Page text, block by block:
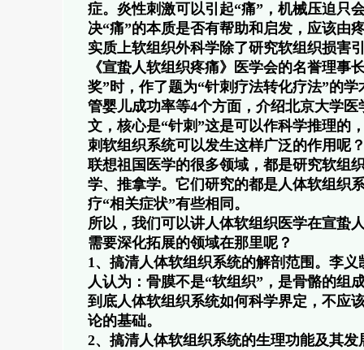
症。炎性刺激可以引起“痛”，机械压迫只
决“痛”的本质是否有帮助和启发，应该由
实质上软组织外科学除了研究软组织损害
《宣蛰人软组织疼痛》医学会的名誉理事
奖”时，作了题为“针刺疗法转化疗法”的
管婴儿成功率等4个方面，介绍北京大学
文，核心是“针刺”这是可以作科学推理的
刺软组织系统可以发生这样广泛的作用呢
联想祖国医学的很多领域，都是研究软组
学、推拿学。它们研究的都是人体软组织
疗“相关症状”有些相同。
所以，我们可以讲人体软组织医学在宣蛰
需要深化拓展的领域在那里呢？
1、搞清人体软组织系统的解剖范围。李
人认为：骨膜不是“软组织”，是骨骼的组
到底人体软组织系统如何科学界定，不应
论的基础。
2、搞清人体软组织系统的生理功能及其